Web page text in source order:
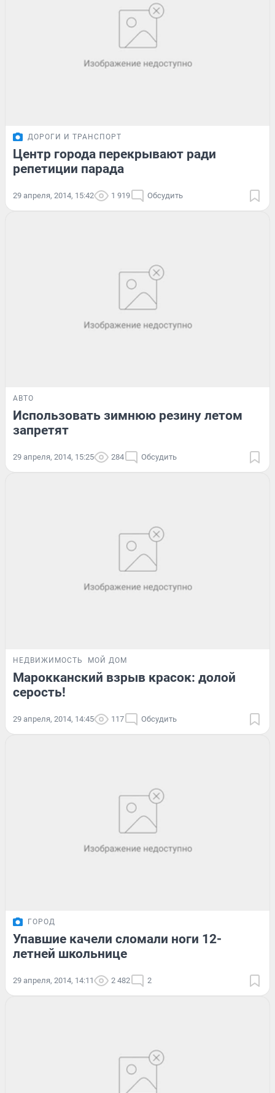
ДОРОГИ И ТРАНСПОРТ
Центр города перекрывают ради
репетиции парада
29 апреля, 2014, 15:42 1 919 Обсудить
АВТО
Использовать зимнюю резину летом
запретят
29 апреля, 2014, 15:25 284 Обсудить
НЕДВИЖИМОСТЬ МОЙ ДОМ
Марокканский взрыв красок: долой
серость!
29 апреля, 2014, 14:45 117 Обсудить
ГОРОД
Упавшие качели сломали ноги 12-
летней школьнице
29 апреля, 2014, 14:11 2 482 2